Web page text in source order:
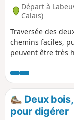
Départ à
Calais)
Traversée des
chemins faciles,
peuvent être très
ce qui donne un
recommande
Remarque : sur
tracés. Le terril est très beau au printemps quand il se
couvre de lin.
Deux
pour digérer